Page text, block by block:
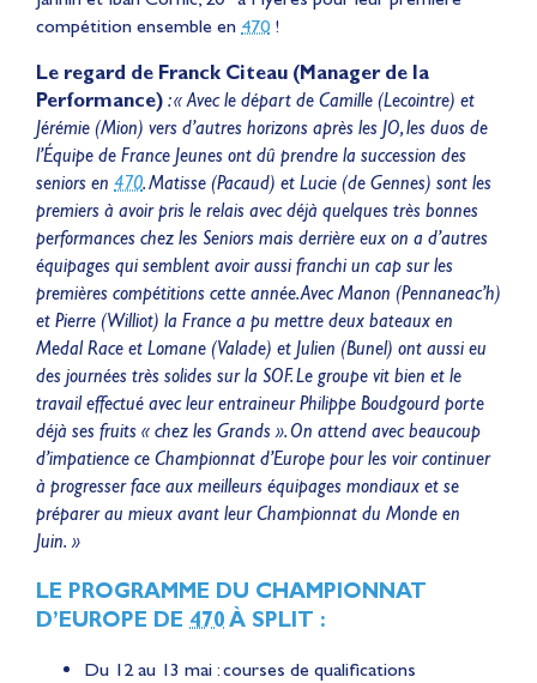
compétition ensemble en 470 !
Le regard de Franck Citeau (Manager de la
Performance) : « Avec le départ de Camille (Lecointre) et
Jérémie (Mion) vers d’autres horizons après les JO, les duos de
l’Équipe de France Jeunes ont dû prendre la succession des
seniors en 470. Matisse (Pacaud) et Lucie (de Gennes) sont les
premiers à avoir pris le relais avec déjà quelques très bonnes
performances chez les Seniors mais derrière eux on a d’autres
équipages qui semblent avoir aussi franchi un cap sur les
premières compétitions cette année. Avec Manon (Pennaneac’h)
et Pierre (Williot) la France a pu mettre deux bateaux en
Medal Race et Lomane (Valade) et Julien (Bunel) ont aussi eu
des journées très solides sur la SOF. Le groupe vit bien et le
travail effectué avec leur entraineur Philippe Boudgourd porte
déjà ses fruits « chez les Grands ». On attend avec beaucoup
d’impatience ce Championnat d’Europe pour les voir continuer
à progresser face aux meilleurs équipages mondiaux et se
préparer au mieux avant leur Championnat du Monde en
Juin. »
LE PROGRAMME DU CHAMPIONNAT
D’EUROPE DE 470À SPLIT :
Du 12 au 13 mai : courses de qualifications